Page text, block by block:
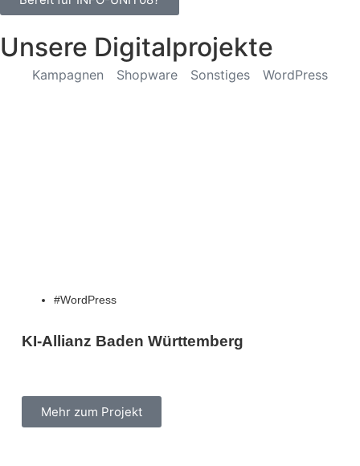
Unsere Digitalprojekte
Kampagnen Shopware Sonstiges WordPress
WordPress
KI-Allianz Baden Württemberg
Mehr zum Projekt